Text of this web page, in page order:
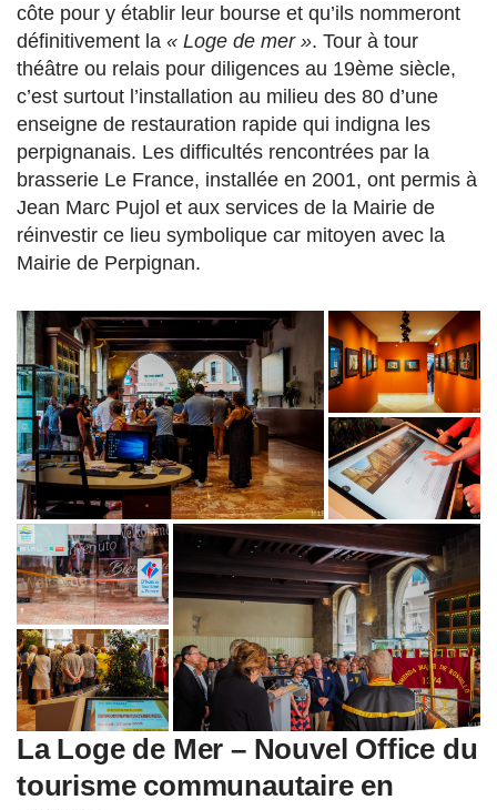
côte pour y établir leur bourse et qu’ils nommeront
définitivement la « Loge de mer ». Tour à tour
théâtre ou relais pour diligences au 19ème siècle,
c’est surtout l’installation au milieu des 80 d’une
enseigne de restauration rapide qui indigna les
perpignanais. Les difficultés rencontrées par la
brasserie Le France, installée en 2001, ont permis à
Jean Marc Pujol et aux services de la Mairie de
réinvestir ce lieu symbolique car mitoyen avec la
Mairie de Perpignan.
La Loge de Mer – Nouvel Office du
tourisme communautaire en